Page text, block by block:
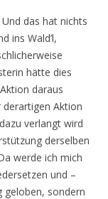
das hat nichts
ins Wald’l,
hätte dies
daraus
derartigen Aktion
verlangt wird
derselben
werde ich mich
und –
geloben, sondern